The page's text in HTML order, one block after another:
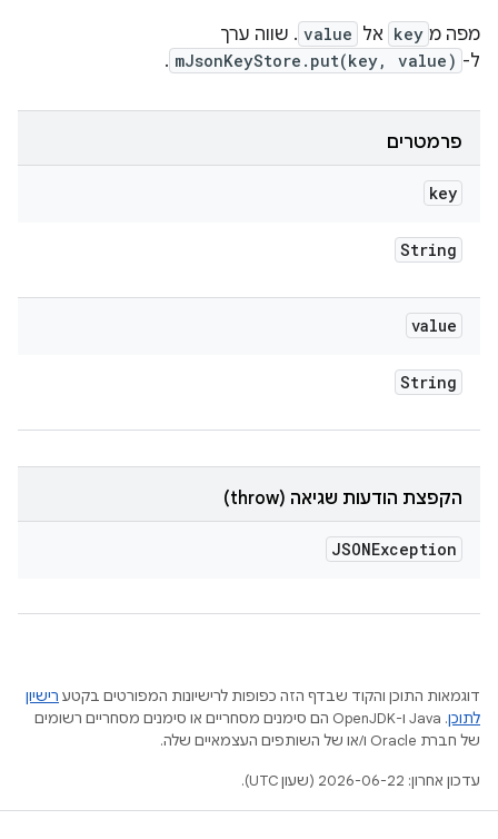
מפה מ key אל value . שווה ערך
ל- mJsonKeyStore.put(key, value)
.
פרמטרים
key
String
value
String
הקפצת הודעות שגיאה (throw)
JSONException
דוגמאות התוכן והקוד שבדף הזה כפופות לרישיונות המפורטים בקטע רישיון
לתוכן
.‏ Java ו-OpenJDK הם סימנים מסחריים או סימנים מסחריים רשומים
של חברת Oracle ו/או של השותפים העצמאיים שלה.
עדכון אחרון: 2026-06-22 (שעון UTC).